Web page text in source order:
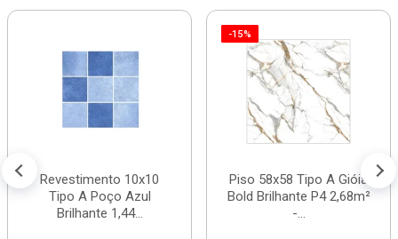
Revestimento 10x10
Tipo A Poço Azul
Brilhante 1,44...
-15%
Piso 58x58 Tipo A Gióia
Bold Brilhante P4 2,68m²
-...